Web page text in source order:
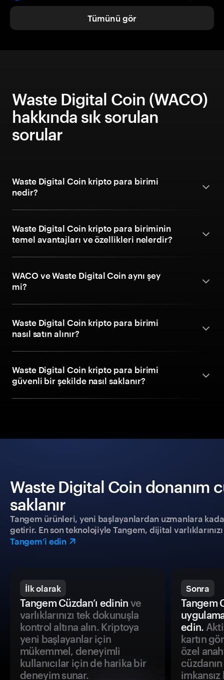
Tümünü gör
Waste Digital Coin (WACO)
hakkında sık sorulan
sorular
Waste Digital Coin kripto para birimi
nedir?
Waste Digital Coin kripto para biriminin
temel avantajları ve özellikleri nelerdir?
WACO ve Waste Digital Coin aynı şey
mi?
Waste Digital Coin kripto para birimi
nasıl satın alınır?
Waste Digital Coin kripto para birimi
güvenli bir şekilde nasıl saklanır?
Waste Digital Coin donanım
saklanır
Tangem ürünleri, yeni başlayanlardan uzmanlara
getirir. En son teknolojiyle Tangem, dijital
Tangem’i edin
İlk olarak
Tangem Cüzdan’ı edinin ve
varlıklarınızı tek dokunuşla
kontrol altına alın. Kriptoya
yeni başlayanlar için
mükemmel, deneyimli
kullanıcılar için de harika bir
deneyim sunar.
Sonra
Tangem
edin.
kartın
özel